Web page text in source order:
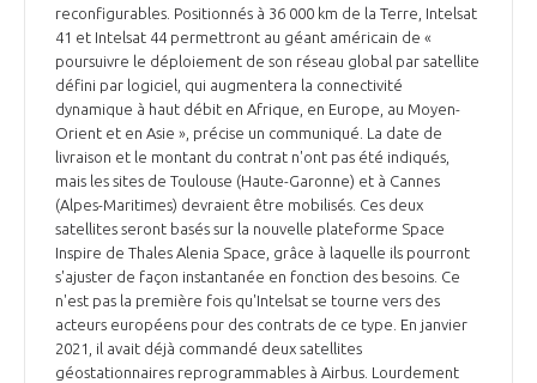
reconfigurables. Positionnés à 36 000 km de la Terre, Intelsat
41 et Intelsat 44 permettront au géant américain de «
poursuivre le déploiement de son réseau global par satellite
défini par logiciel, qui augmentera la connectivité
dynamique à haut débit en Afrique, en Europe, au Moyen-
Orient et en Asie », précise un communiqué. La date de
livraison et le montant du contrat n'ont pas été indiqués,
mais les sites de Toulouse (Haute-Garonne) et à Cannes
(Alpes-Maritimes) devraient être mobilisés. Ces deux
satellites seront basés sur la nouvelle plateforme Space
Inspire de Thales Alenia Space, grâce à laquelle ils pourront
s'ajuster de façon instantanée en fonction des besoins. Ce
n'est pas la première fois qu'Intelsat se tourne vers des
acteurs européens pour des contrats de ce type. En janvier
2021, il avait déjà commandé deux satellites
géostationnaires reprogrammables à Airbus. Lourdement